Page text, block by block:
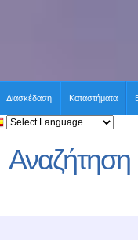
Διασκέδαση Καταστήματα
Αναζήτηση